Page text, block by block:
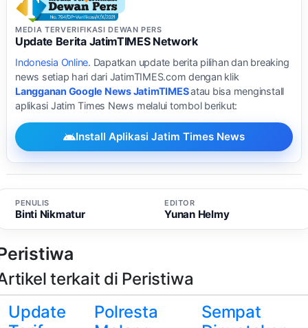
MEDIA TERVERIFIKASI DEWAN PERS
Update Berita JatimTIMES Network
Indonesia Online. Dapatkan update berita pilihan dan breaking
news setiap hari dari JatimTIMES.com dengan klik
Langganan Google News JatimTIMESatau bisa menginstall
aplikasi Jatim Times News melalui tombol berikut:
Install Aplikasi Jatim Times News
PENULIS
Binti Nikmatur
EDITOR
Yunan Helmy
terkait di Peristiwa
Update
Polresta
Sempat